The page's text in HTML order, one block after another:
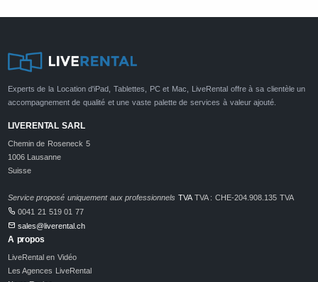
Experts de la Location d'iPad, Tablettes, PC et Mac, LiveRental offre à sa clientèle un
accompagnement de qualité et une vaste palette de services à valeur ajouté.
LIVERENTAL SARL
Chemin de Roseneck 5
1006 Lausanne
Suisse
Service proposé uniquement aux professionnels TVATVA : CHE-204.908.135 TVA
0041 21 519 01 77
sales@liverental.ch
A propos
LiveRental en Vidéo
Les Agences LiveRental